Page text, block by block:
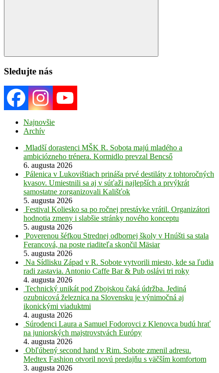
Search
Sledujte nás
Najnovšie
Archív
Mladší dorastenci MŠK R. Sobota majú mladého a
ambiciózneho trénera. Kormidlo prevzal Bencső
6. augusta 2026
Pálenica v Lukovištiach prináša prvé destiláty z tohtoročných
kvasov. Umiestnili sa aj v súťaži najlepších a prvýkrát
samostatne zorganizovali Kališťok
5. augusta 2026
Festival Koliesko sa po ročnej prestávke vrátil. Organizátori
hodnotia zmeny i slabšie stránky nového konceptu
5. augusta 2026
Poverenou šéfkou Strednej odbornej školy v Hnúšti sa stala
Ferancová, na poste riaditeľa skončil Mäsiar
5. augusta 2026
Na Sídlisku Západ v R. Sobote vytvorili miesto, kde sa ľudia
radi zastavia. Antonio Caffe Bar & Pub oslávi tri roky
4. augusta 2026
Technický unikát pod Zbojskou čaká údržba. Jediná
ozubnicová železnica na Slovensku je výnimočná aj
ikonickými viaduktmi
4. augusta 2026
Súrodenci Laura a Samuel Fodorovci z Klenovca budú hrať
na juniorských majstrovstvách Európy
4. augusta 2026
Obľúbený second hand v Rim. Sobote zmenil adresu.
Medtex Fashion otvoril novú predajňu s väčším komfortom
3. augusta 2026